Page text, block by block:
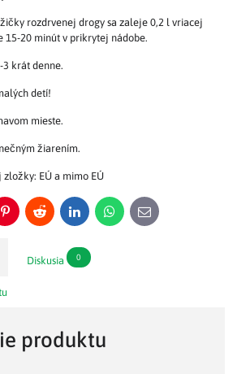
rozdrvenej drogy sa zaleje 0,2 l vriacej
15-20 minút v prikrytej nádobe.
3 krát denne.
detí!
mieste.
žiarením.
EÚ a mimo EÚ
PinterestReddit LinkedInWhatsApp
E-
mail
Diskusia 0
produktu